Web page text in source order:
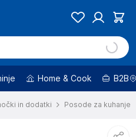
Home & Cook B2B
in dodatki Posode za kuhanje